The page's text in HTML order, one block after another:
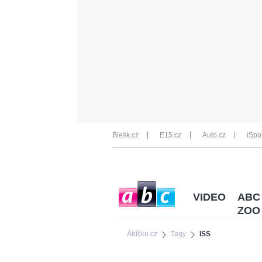
Blesk.cz E15.cz Auto.cz
Ábíčko.cz Tagy ISS
VIDEO
ABC
ZOO